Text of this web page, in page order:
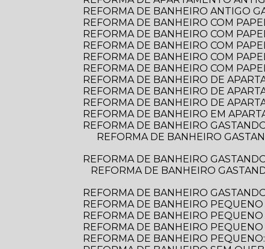
REFORMA DE BANHEIRO ANTIGO
REFORMA DE BANHEIRO COM
REFORMA DE BANHEIRO COM
REFORMA DE BANHEIRO COM
REFORMA DE BANHEIRO COM
REFORMA DE BANHEIRO COM
REFORMA DE BANHEIRO DE
REFORMA DE BANHEIRO DE
REFORMA DE BANHEIRO DE
REFORMA DE BANHEIRO EM
REFORMA DE BANHEIRO
REFORMA DE BANHEIRO GASTANDO POUCO: DICAS PRÁTICAS PARA TRANSFORMAR O ESPAÇO SEM ESTOURAR O
REFORMA DE BANHEIRO
REFORMA DE BANHEIRO GASTANDO POUCO: DICAS PRÁTICAS PARA TRANSFORMAR SEU ESPAÇO SEM ESTOURAR O
REFORMA DE BANHEIRO
REFORMA DE BANHEIRO
REFORMA DE BANHEIRO
REFORMA DE BANHEIRO
REFORMA DE BANHEIRO